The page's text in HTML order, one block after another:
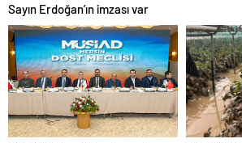
Sayın Erdoğan’ın imzası var